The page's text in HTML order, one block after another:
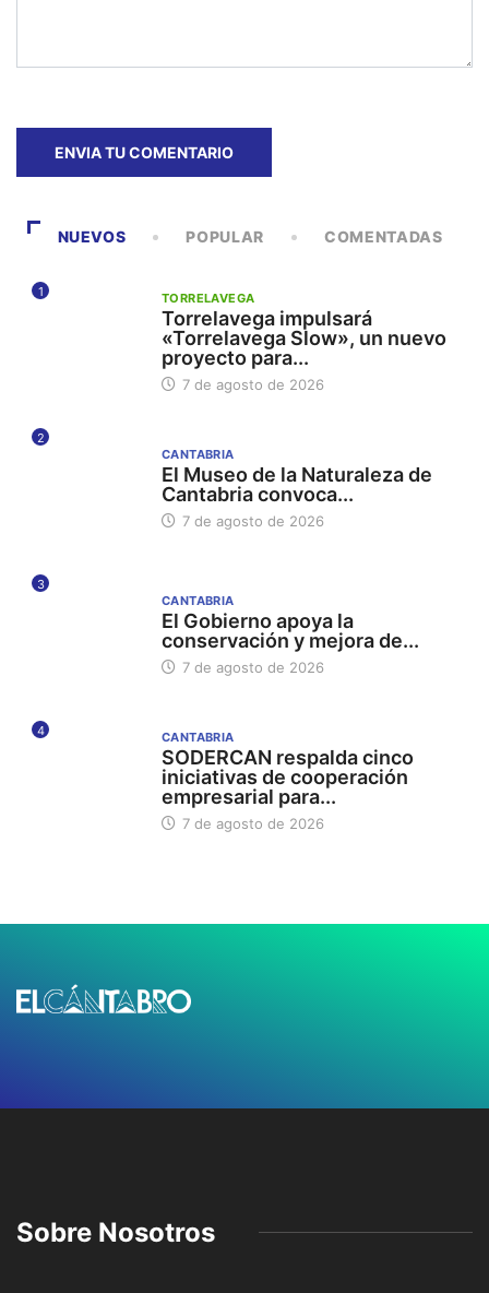
NUEVOS POPULAR COMENTADAS
1 TORRELAVEGA
Torrelavega impulsará
«Torrelavega Slow», un nuevo
proyecto para...
7 de agosto de 2026
2
CANTABRIA
El Museo de la Naturaleza de
Cantabria convoca...
7 de agosto de 2026
3
CANTABRIA
El Gobierno apoya la
conservación y mejora de...
7 de agosto de 2026
4 CANTABRIA
SODERCAN respalda cinco
iniciativas de cooperación
empresarial para...
7 de agosto de 2026
Sobre Nosotros